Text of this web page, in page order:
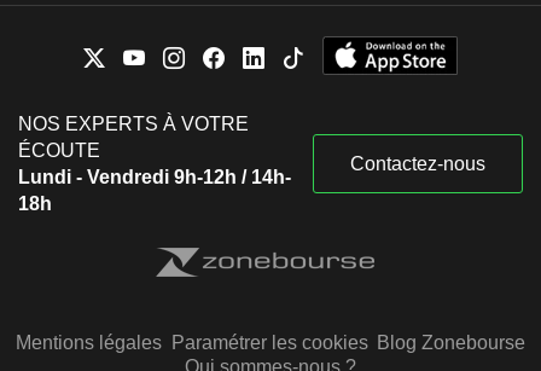
NOS EXPERTS À VOTRE
ÉCOUTE
Lundi - Vendredi 9h-12h / 14h-
18h
Contactez-nous
Mentions légales Paramétrer les cookies Blog Zonebourse